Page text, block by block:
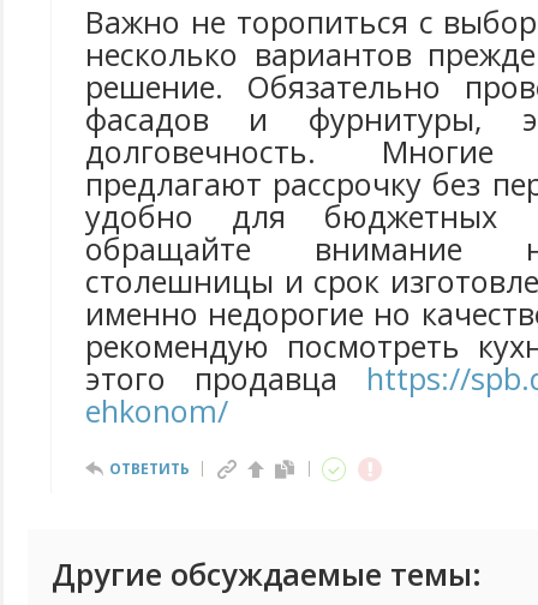
Важно не торопиться с
несколько вариантов
решение. Обязательно
фасадов и фурнитуры,
долговечность. Многие
предлагают рассрочку без
удобно для бюджетных
обращайте внимание
столешницы и срок
именно недорогие но
рекомендую посмотреть
этого продавца https://
ehkonom/
ОТВЕТИТЬ
Другие обсуждаемые темы: